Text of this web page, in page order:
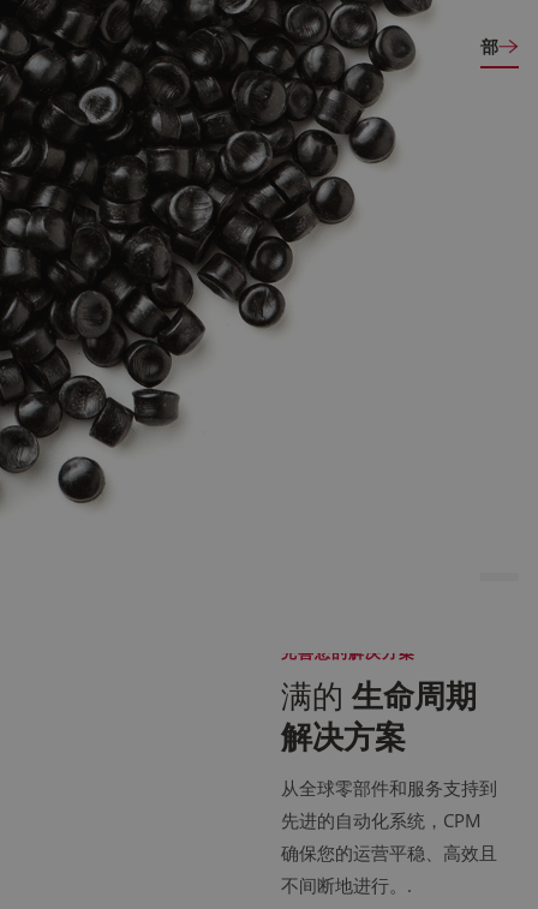
相关设备 查看全部
环型挤出机
RE
对于需要低能量
（即低温）混合
和高效熔体脱气
的连续加工应用
而言，这是一种
革命性和颠覆性
GXT系列
通过最新技术树
立行业质量和可
靠性标杆
完善您的解决方案
满的 生命周期
解决方案
从全球零部件和服务支持到
先进的自动化系统，CPM
确保您的运营平稳、高效且
不间断地进行。.